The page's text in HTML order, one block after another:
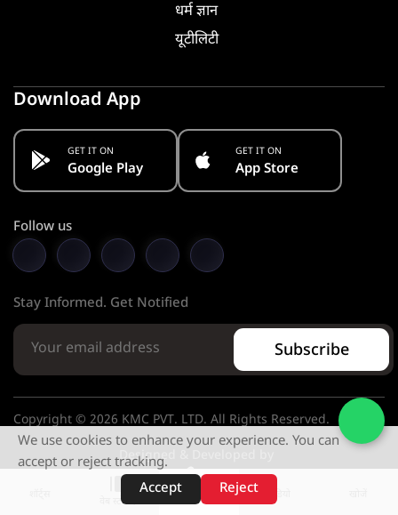
वेब स्टोरीज़
धर्म ज्ञान
यूटीलिटी
Download App
GET IT ON
Google Play
GET IT ON
App Store
Follow us
Stay Informed. Get Notified
Subscribe
Copyright © 2026 KMC PVT. LTD. All Rights Reserved.
Designed & Developed by
We use cookies to enhance your experience. You can
accept or reject tracking.
Accept
Reject